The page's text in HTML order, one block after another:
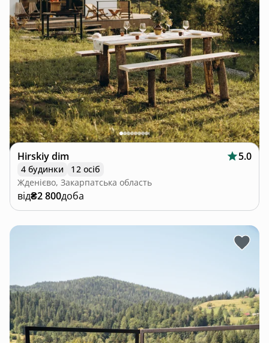
Hirskiy dim 5.0
4 будинки
12 осіб
Жденієво, Закарпатська область
від₴2 800доба